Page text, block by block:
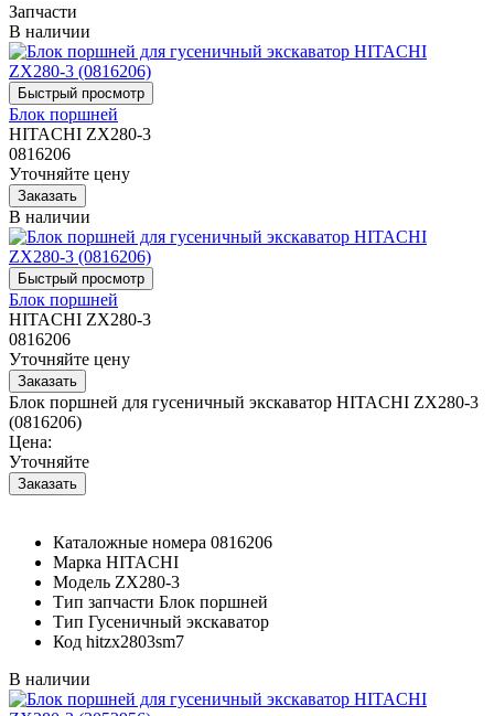
Запчасти
В наличии
Блок поршней
HITACHI ZX280-3
0816206
Уточняйте цену
В наличии
Блок поршней
HITACHI ZX280-3
0816206
Уточняйте цену
Блок поршней для гусеничный экскаватор HITACHI ZX280-3
(0816206)
Цена:
Уточняйте
Каталожные номера 0816206
Марка HITACHI
Модель ZX280-3
Тип запчасти Блок поршней
Тип Гусеничный экскаватор
Код hitzx2803sm7
В наличии